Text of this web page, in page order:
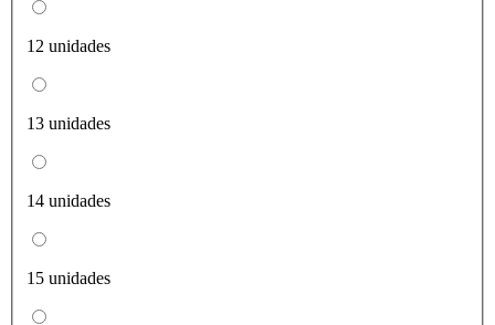
12 unidades
13 unidades
14 unidades
15 unidades